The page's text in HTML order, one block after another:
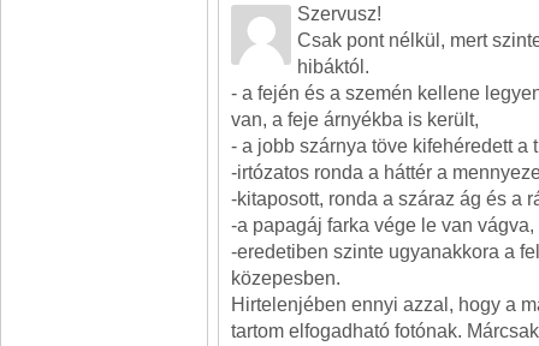
Szervusz!
Csak pont nélkül, mert
hibáktól.
- a fején és a szemén kellene
van, a feje árnyékba is került,
- a jobb szárnya töve kifehéredett a
-irtózatos ronda a háttér a
-kitaposott, ronda a száraz ág és a
-a papagáj farka vége le van vágva,
-eredetiben szinte ugyanakkora a
közepesben.
Hirtelenjében ennyi azzal, hogy a
tartom elfogadható fotónak.